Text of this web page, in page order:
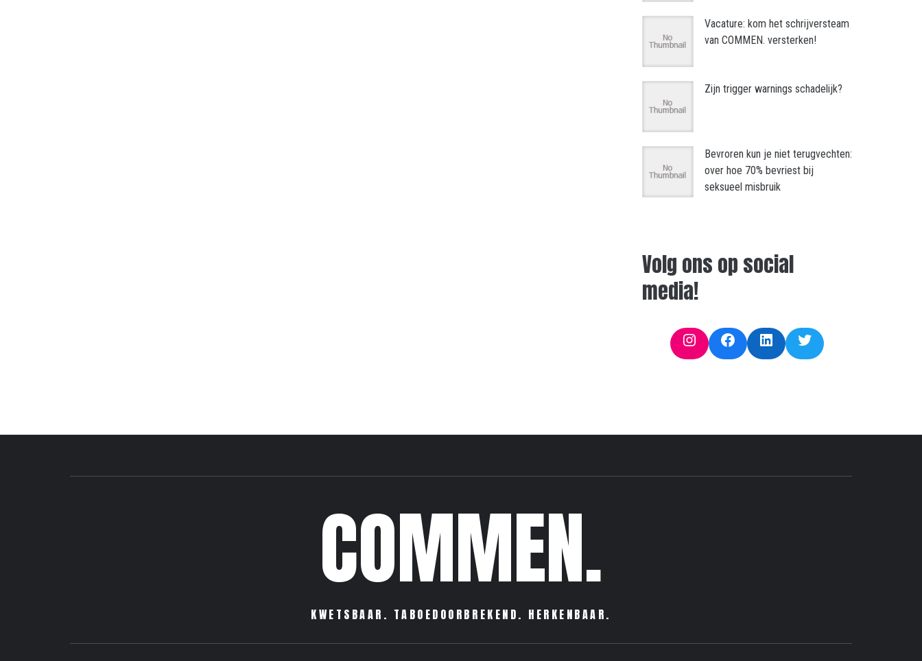
Vacature: kom het schrijversteam
van COMMEN. versterken!
Zijn trigger warnings schadelijk?
Bevroren kun je niet terugvechten:
over hoe 70% bevriest bij
seksueel misbruik
Volg ons op social
media!
InstagramFacebookLinkedInTwitter
COMMEN.
KWETSBAAR. TABOEDOORBREKEND. HERKENBAAR.